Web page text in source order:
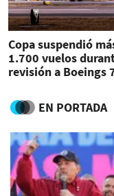
Copa suspendió
1.700 vuelos
revisión a Boeings
EN PORTADA